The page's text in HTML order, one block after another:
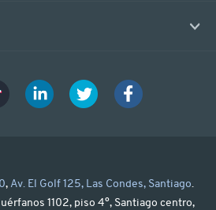
¿Quieres decirnos algo más?
VOLVER AL
Tiktok Linkedin Twitter Facebook
, Av. El Golf 125, Las Condes, Santiago.
1102, piso 4°, Santiago centro,